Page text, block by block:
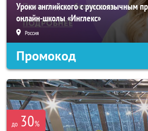
Уроки английского с русскоязычным
онлайн-школы «Инглекс»
Россия
Промокод
до 30%